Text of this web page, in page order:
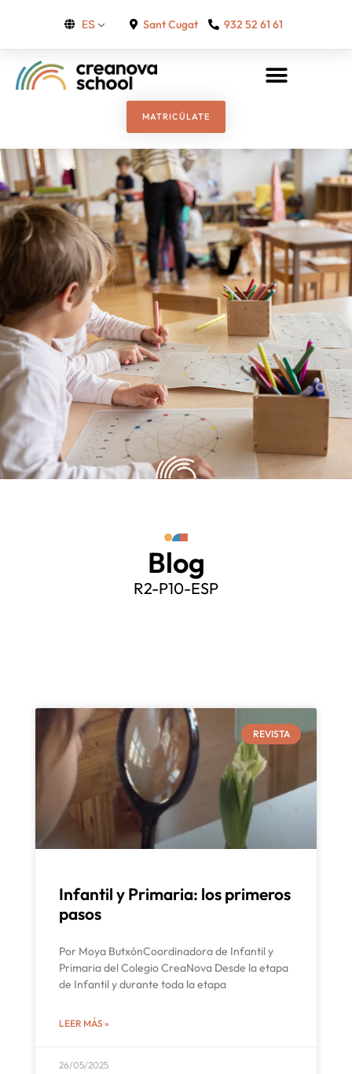
ES Sant Cugat 932 52 61 61
MATRICÚLATE
Blog
R2-P10-ESP
REVISTA
Infantil y Primaria: los primeros
pasos
Por Moya ButxónCoordinadora de Infantil y
Primaria del Colegio CreaNova Desde la etapa
de Infantil y durante toda la etapa
LEER MÁS »
26/05/2025